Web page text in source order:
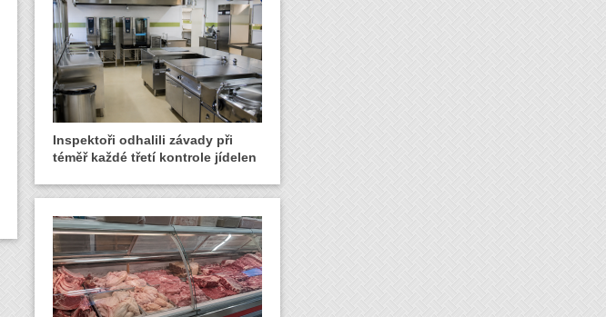
Inspektoři odhalili závady při
téměř každé třetí kontrole jídelen